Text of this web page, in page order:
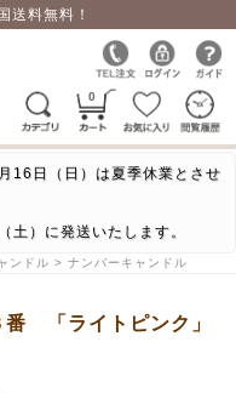
料無料！
0
16日（日）は夏季休業とさせ
土）に発送いたします。
ンドル > ナンバーキャンドル
番 「ライトピンク」